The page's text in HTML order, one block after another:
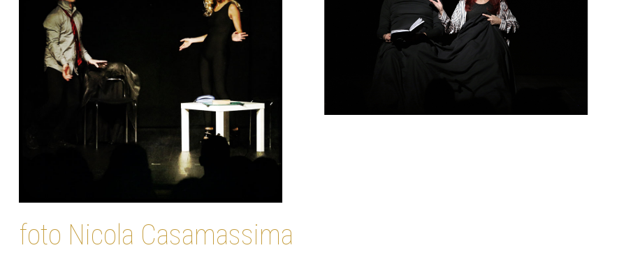
foto Nicola Casamassima